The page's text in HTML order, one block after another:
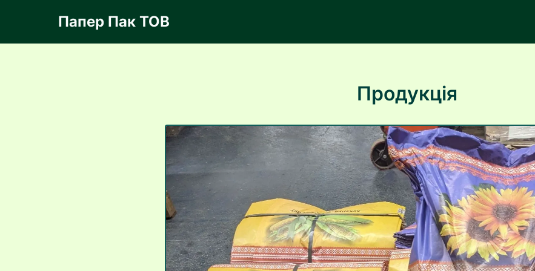
Папер Пак ТОВ
Продукція